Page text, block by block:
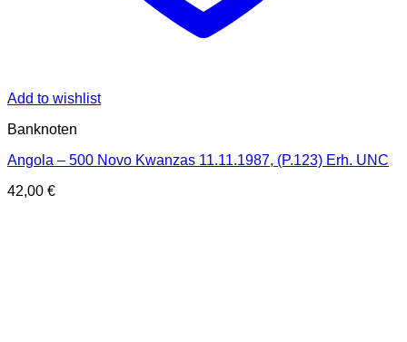
Add to wishlist
Banknoten
Angola – 500 Novo Kwanzas 11.11.1987, (P.123) Erh. UNC
42,00 €